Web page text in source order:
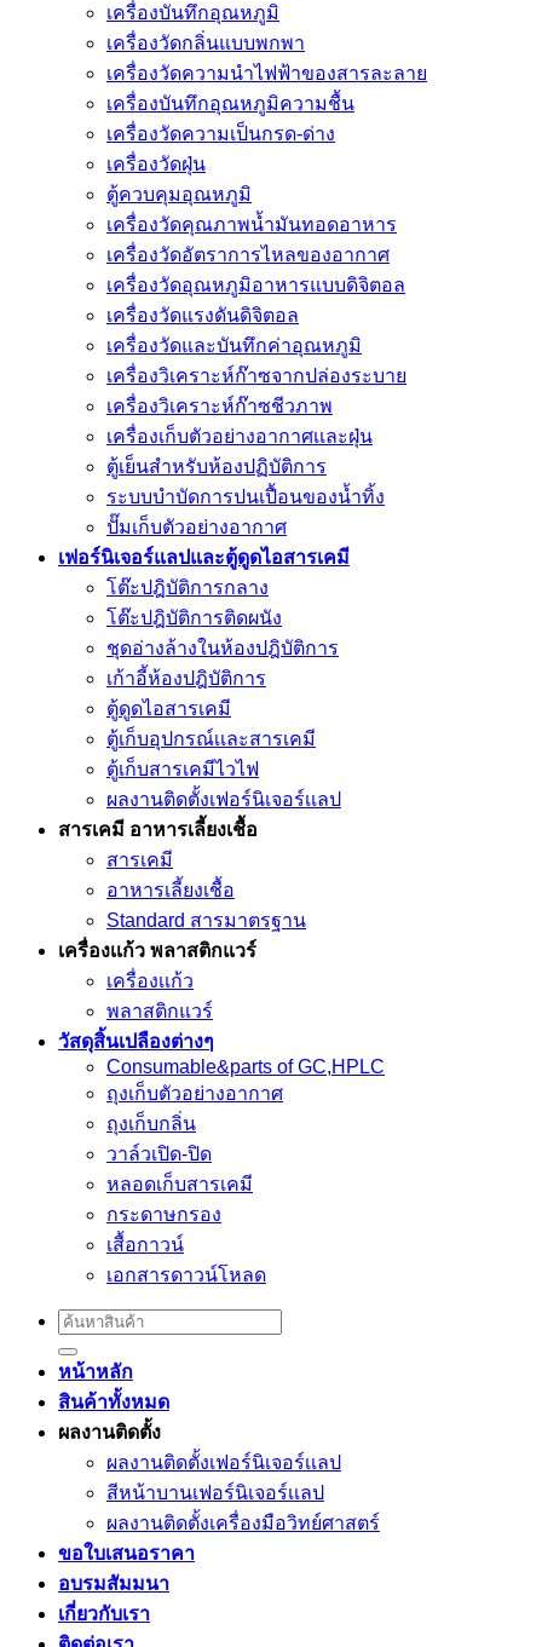
เครื่องบันทึกอุณหภูมิ
เครื่องวัดกลิ่นแบบพกพา
เครื่องวัดความนําไฟฟ้าของสารละลาย
เครื่องบันทึกอุณหภูมิความชื้น
เครื่องวัดความเป็นกรด-ด่าง
เครื่องวัดฝุ่น
ตู้ควบคุมอุณหภูมิ
เครื่องวัดคุณภาพน้ำมันทอดอาหาร
เครื่องวัดอัตราการไหลของอากาศ
เครื่องวัดอุณหภูมิอาหารแบบดิจิตอล
เครื่องวัดแรงดันดิจิตอล
เครื่องวัดและบันทึกค่าอุณหภูมิ
เครื่องวิเคราะห์ก๊าซจากปล่องระบาย
เครื่องวิเคราะห์ก๊าซชีวภาพ
เครื่องเก็บตัวอย่างอากาศเเละฝุ่น
ตู้เย็นสำหรับห้องปฏิบัติการ
ระบบบำบัดการปนเปื้อนของน้ำทิ้ง
ปั๊มเก็บตัวอย่างอากาศ
เฟอร์นิเจอร์แลปและตู้ดูดไอสารเคมี
โต๊ะปฎิบัติการกลาง
โต๊ะปฎิบัติการติดผนัง
ชุดอ่างล้างในห้องปฎิบัติการ
เก้าอี้ห้องปฎิบัติการ
ตู้ดูดไอสารเคมี
ตู้เก็บอุปกรณ์เเละสารเคมี
ตู้เก็บสารเคมีไวไฟ
ผลงานติดตั้งเฟอร์นิเจอร์เเลป
สารเคมี อาหารเลี้ยงเชื้อ
สารเคมี
อาหารเลี้ยงเชื้อ
Standard สารมาตรฐาน
เครื่องเเก้ว พลาสติกแวร์
เครื่องเเก้ว
พลาสติกแวร์
วัสดุสิ้นเปลืองต่างๆ
Consumable&parts of GC,HPLC
ถุงเก็บตัวอย่างอากาศ
ถุงเก็บกลิ่น
วาล์วเปิด-ปิด
หลอดเก็บสารเคมี
กระดาษกรอง
เสื้อกาวน์
เอกสารดาวน์โหลด
Search
for:
หน้าหลัก
สินค้าทั้งหมด
ผลงานติดตั้ง
ผลงานติดตั้งเฟอร์นิเจอร์เเลป
สีหน้าบานเฟอร์นิเจอร์เเลป
ผลงานติดตั้งเครื่องมือวิทย์ศาสตร์
ขอใบเสนอราคา
อบรมสัมมนา
เกี่ยวกับเรา